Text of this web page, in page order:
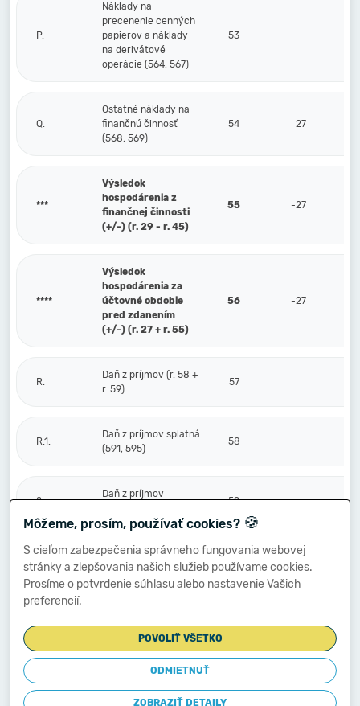
P.
Náklady na
precenenie cenných
papierov a náklady
na derivátové
operácie (564, 567)
53
Q.
Ostatné náklady na
finančnú činnosť
(568, 569)
54 27
***
Výsledok
hospodárenia z
finančnej činnosti
(+/-) (r. 29 - r. 45)
55 -27
****
Výsledok
hospodárenia za
účtovné obdobie
pred zdanením
(+/-) (r. 27 + r. 55)
56 -27
R.
Daň z príjmov (r. 58 +
r. 59)
57
R.1.
Daň z príjmov splatná
(591, 595)
58
2.
Daň z príjmov
59
S.
Prevod podielov na
výsledku
hospodárenia
60
****
Výsledok
hospodárenia za
účtovné obdobie po
zdanení (+/-) (r. 56
61 -27
Môžeme, prosím, používať cookies? 🍪
S cieľom zabezpečenia správneho fungovania webovej
stránky a zlepšovania našich služieb používame cookies.
Prosíme o potvrdenie súhlasu alebo nastavenie Vašich
preferencií.
POVOLIŤ VŠETKO
ODMIETNUŤ
ZOBRAZIŤ DETAILY